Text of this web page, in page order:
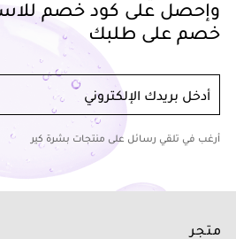
خصم على طلبك
أدخل بريدك الإلكتروني
أرغب في تلقي رسائل على منتجات بشرة كير
متجر